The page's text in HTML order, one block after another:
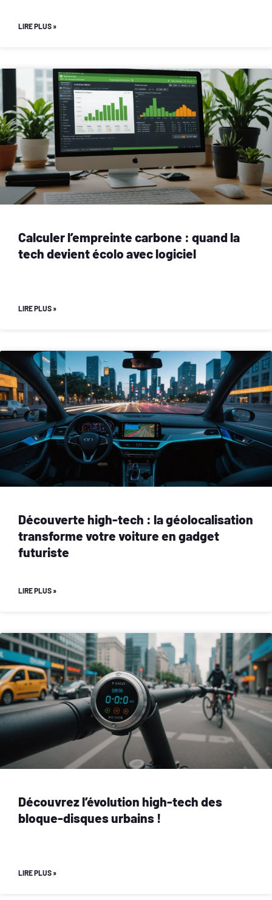
LIRE PLUS »
Calculer l’empreinte carbone : quand la
tech devient écolo avec logiciel
LIRE PLUS »
Découverte high-tech : la géolocalisation
transforme votre voiture en gadget
futuriste
LIRE PLUS »
Découvrez l’évolution high-tech des
bloque-disques urbains !
LIRE PLUS »